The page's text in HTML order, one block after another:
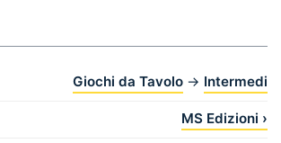
Giochi da Tavolo → Intermedi
MS Edizioni ›